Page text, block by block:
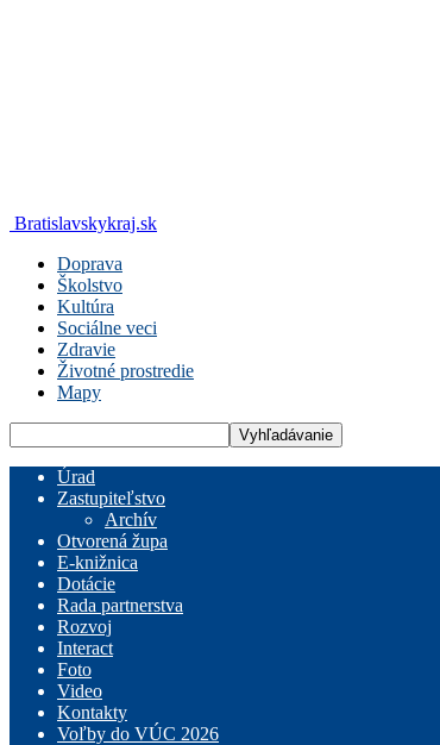
Bratislavskykraj.sk
Doprava
Školstvo
Kultúra
Sociálne veci
Zdravie
Životné prostredie
Mapy
Úrad
Zastupiteľstvo
Archív
Otvorená župa
E-knižnica
Dotácie
Rada partnerstva
Rozvoj
Interact
Foto
Video
Kontakty
Voľby do VÚC 2026